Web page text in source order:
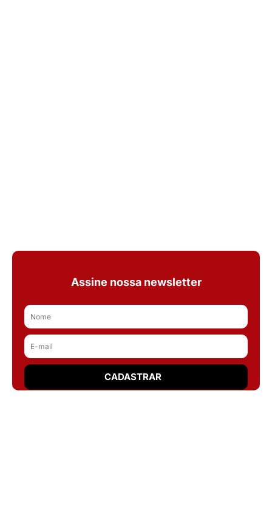
Assine nossa newsletter